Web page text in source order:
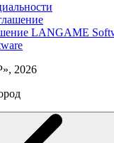
LANGAME
2026